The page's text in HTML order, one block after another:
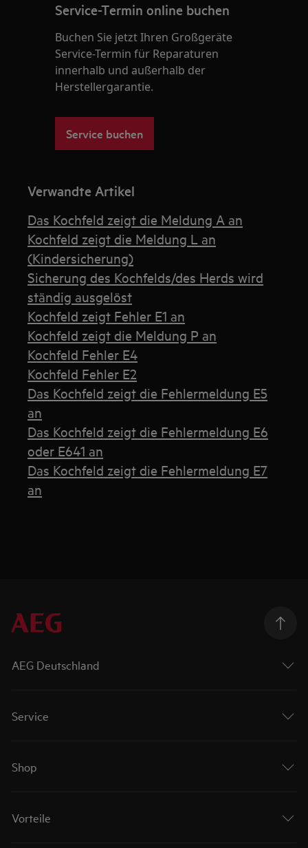
Service-Termin online buchen
Buchen Sie jetzt Ihren Großgeräte
Service-Termin für Reparaturen
innerhalb und außerhalb der
Herstellergarantie.
Service buchen
Verwandte Artikel
Das Kochfeld zeigt die Meldung A an
Kochfeld zeigt die Meldung L an
(Kindersicherung)
Sicherung des Kochfelds/des Herds wird
ständig ausgelöst
Kochfeld zeigt Fehler E1 an
Kochfeld zeigt die Meldung P an
Kochfeld Fehler E4
Kochfeld Fehler E2
Das Kochfeld zeigt die Fehlermeldung E5
an
Das Kochfeld zeigt die Fehlermeldung E6
oder E641 an
Das Kochfeld zeigt die Fehlermeldung E7
an
AEG Deutschland
Service
Shop
Vorteile